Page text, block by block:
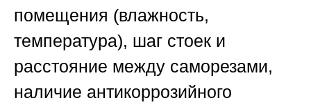
помещения (влажность,
температура), шаг стоек и
расстояние между саморезами,
наличие антикоррозийного